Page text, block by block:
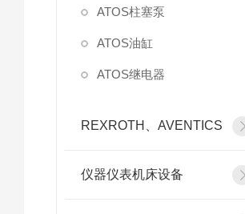
ATOS柱塞泵
ATOS油缸
ATOS继电器
REXROTH、AVENTICS
仪器仪表机床设备